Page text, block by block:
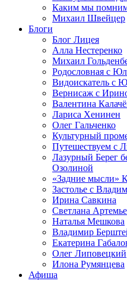
Каким мы
Михаил Швейцер
Блоги
Блог Лицея
Алла Нестеренко
Михаил
Родословная с
Видоискатель с
Вернисаж с
Валентина
Лариса Хенинен
Олег Гальченко
Культурный
Путешествуем с
Лазурный Берег
Озолиной
«Задние мысли»
Застолье с
Ирина Савкина
Светлана
Наталья Мешкова
Владимир
Екатерина
Олег Липовецкий
Илона Румянцева
Афиша